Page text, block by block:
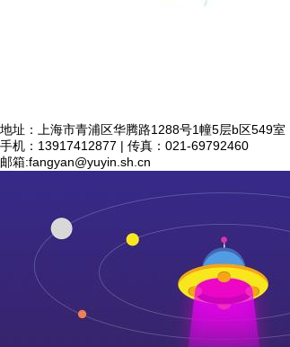
地址：上海市青浦区华腾路1288号1幢5层b区549室
手机：13917412877 | 传真：021-69792460
邮箱:fangyan@yuyin.sh.cn